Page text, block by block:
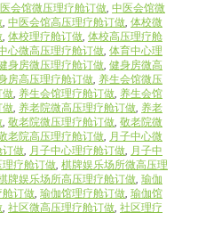
会馆微压理疗舱订做 中医会馆微
中医会馆高压理疗舱订做 体校微
体校理疗舱订做 体校高压理疗舱
心微高压理疗舱订做 体育中心理
身房微压理疗舱订做 健身房微高
房高压理疗舱订做 养生会馆微压
做 养生会馆理疗舱订做 养生会馆
做 养老院微高压理疗舱订做 养老
敬老院微压理疗舱订做 敬老院微
老院高压理疗舱订做 月子中心微
订做 月子中心理疗舱订做 月子中
疗舱订做 棋牌娱乐场所微高压理
牌娱乐场所高压理疗舱订做 瑜伽
舱订做 瑜伽馆理疗舱订做 瑜伽馆
社区微高压理疗舱订做 社区理疗